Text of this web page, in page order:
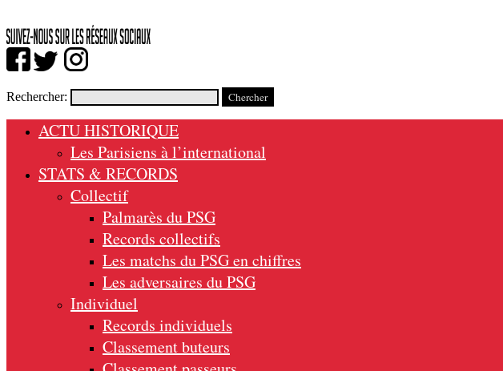
Rechercher:
ACTU HISTORIQUE
Les Parisiens à l’international
STATS & RECORDS
Collectif
Palmarès du PSG
Records collectifs
Les matchs du PSG en chiffres
Les adversaires du PSG
Individuel
Records individuels
Classement buteurs